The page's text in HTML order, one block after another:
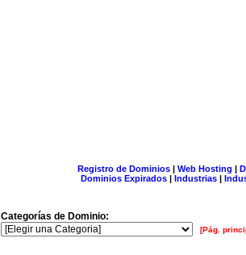
Registro de Dominios| Web Hosting |
Dominios Expirados | Industrias |
Categorías de Dominio:
[Pág.